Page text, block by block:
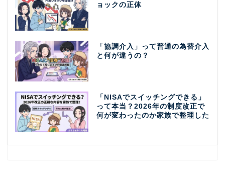
ョックの正体
「協調介入」って普通の為替介入
と何が違うの？
「NISAでスイッチングできる」
って本当？2026年の制度改正で
何が変わったのか家族で整理した